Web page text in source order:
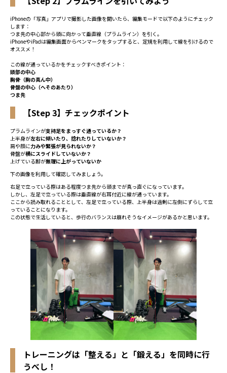
iPhoneの「写真」アプリで撮影した画像を開いたら、編集モードで以下のようにチェック
します：
つま先の中心部から頭に向かって垂直線（プラムライン）を引く。
iPhoneやiPadは編集画面からペンマークをタップすると、定規を利用して線を引けるので
オススメ！
この線が通っているかをチェックすべきポイント：
頭部の中心
胸骨（胸の真ん中）
骨盤の中心（へそのあたり）
つま先
【Step 3】チェックポイント
プラムラインが支持足をまっすぐ通っているか？
上半身が左右に傾いたり、捻れたりしていないか？
肩や顔に力みや緊張が見られないか？
骨盤が横にスライドしていないか？
上げている脚が無理に上がっていないか
下の画像を利用して確認してみましょう。
右足で立っている際はある程度つま先から頭までが真っ直ぐになっています。
しかし、左足で立っている際は垂直線が右耳付近に線が通っています。
ここから読み取れることとして、左足で立っている際、上半身は過剰に左側にずらして立
っていることになります。
この状態で生活していると、歩行のバランスは崩れそうなイメージがあるかと思います。
トレーニングは「整える」と「鍛える」を同時に行
うべし！